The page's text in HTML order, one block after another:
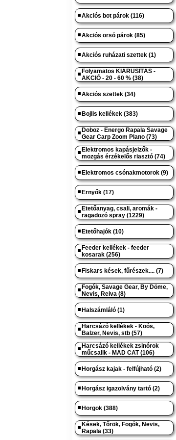
Akciós bot párok (116)
Akciós orsó párok (85)
Akciós ruházati szettek (1)
Folyamatos KIÁRUSÍTÁS -
AKCIÓ - 20 - 60 % (38)
Akciós szettek (34)
Bojlis kellékek (383)
Doboz - Energo Rapala Savage
Gear Carp Zoom Plano (73)
Elektromos kapásjelzők -
mozgás érzékelős riasztó (74)
Elektromos csónakmotorok (9)
Ernyők (17)
Etetőanyag, csali, aromák -
ragadozó spray (1229)
Etetőhajók (10)
Feeder kellékek - feeder
kosarak (256)
Fiskars kések, fűrészek.... (7)
Fogók, Savage Gear, By Döme,
Nevis, Reiva (8)
Halszámláló (1)
Harcsázó kellékek - Koós,
Balzer, Nevis, stb (57)
Harcsázó kellékek zsinórok
műcsalik - MAD CAT (106)
Horgász kajak - felfújható (2)
Horgász igazolvány tartó (2)
Horgok (388)
Kések, Tőrök, Fogók, Nevis,
Rapala (33)